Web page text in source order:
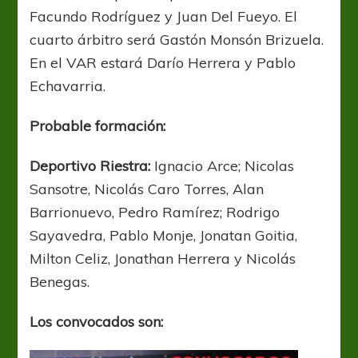
Facundo Rodríguez y Juan Del Fueyo. El
cuarto árbitro será Gastón Monsón Brizuela.
En el VAR estará Darío Herrera y Pablo
Echavarria.
Probable formación:
Deportivo Riestra: Ignacio Arce; Nicolas
Sansotre, Nicolás Caro Torres, Alan
Barrionuevo, Pedro Ramírez; Rodrigo
Sayavedra, Pablo Monje, Jonatan Goitia,
Milton Celiz, Jonathan Herrera y Nicolás
Benegas.
Los convocados son: